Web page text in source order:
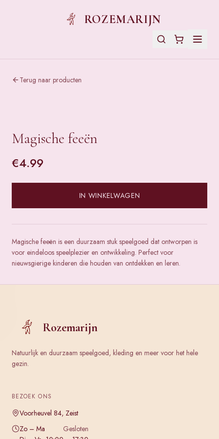
ROZEMARIJN
Terug naar producten
Magische feeën
€4.99
IN WINKELWAGEN
Magische feeën is een duurzaam stuk speelgoed dat ontworpen is
voor eindeloos speelplezier en ontwikkeling. Perfect voor
nieuwsgierige kinderen die houden van ontdekken en leren.
Rozemarijn
Natuurlijk en duurzaam speelgoed, kleding en meer voor het hele
gezin.
BEZOEK ONS
Voorheuvel 84, Zeist
Zo – Ma
Gesloten